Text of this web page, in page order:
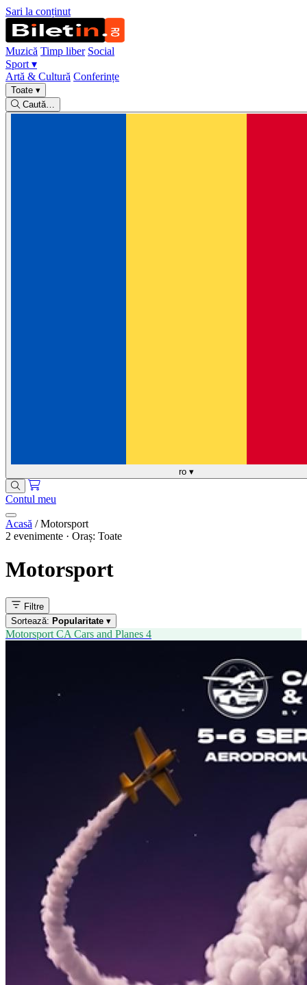
Sari la conținut
Muzică Timp liber Social
Sport ▾
Artă & Cultură Conferințe
Toate ▾
Caută…
ro ▾
Contul meu
Acasă / Motorsport
2 evenimente · Oraș: Toate
Motorsport
Filtre
Sortează: Popularitate ▾
Motorsport CA Cars and Planes 4